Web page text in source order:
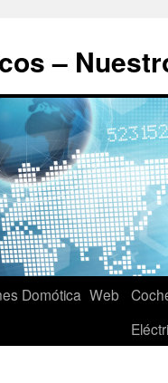
–
Domótica Web